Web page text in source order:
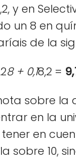
y en
un 8 en
de la
8 + 0,18,2 =
sobre la
en la
en
sobre 10,